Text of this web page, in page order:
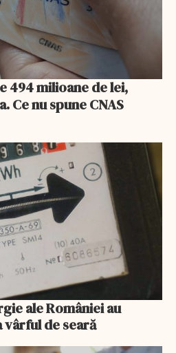
Ce nu spune CNAS
ale României au
vârful de seară